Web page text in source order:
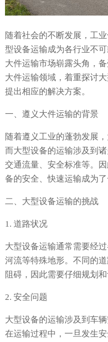
随着社会的不断发展，工
型设备运输成为各行业不
大件运输市场崭露头角，
大件运输领域，着重探讨
提出相应的解决方案。
一、遵义大件运输的背景
随着遵义工业的蓬勃发展
而大型设备的运输涉及到
交通流量、安全标准等。
备的安全、快速运输成为了
二、大型设备运输的挑战
1. 道路状况
大型设备运输通常需要经
河流等特殊地形。不同的
阻碍，因此需要仔细规划和
2. 安全问题
大型设备的运输涉及到车
在运输过程中，一旦发生